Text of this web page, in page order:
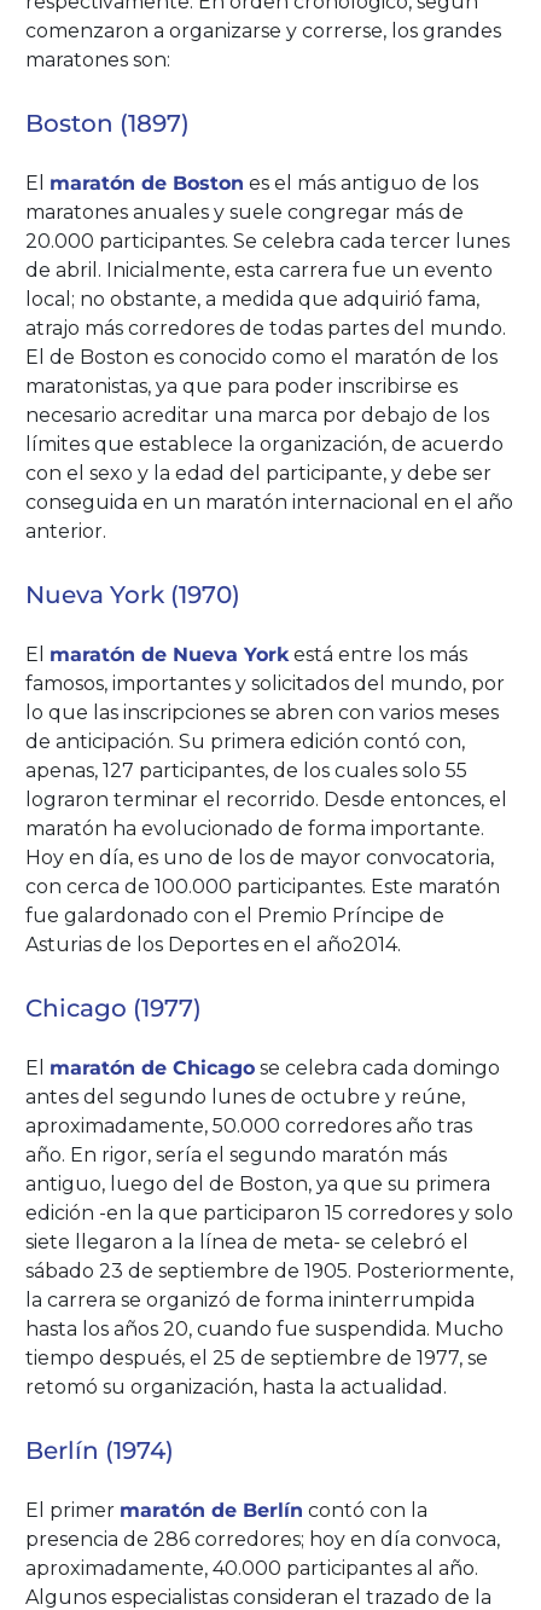
comenzaron a organizarse y correrse, los grandes
maratones son:
Boston (1897)
El maratón de Boston es el más antiguo de los
maratones anuales y suele congregar más de
20.000 participantes. Se celebra cada tercer lunes
de abril. Inicialmente, esta carrera fue un evento
local; no obstante, a medida que adquirió fama,
atrajo más corredores de todas partes del mundo.
El de Boston es conocido como el maratón de los
maratonistas, ya que para poder inscribirse es
necesario acreditar una marca por debajo de los
límites que establece la organización, de acuerdo
con el sexo y la edad del participante, y debe ser
conseguida en un maratón internacional en el año
anterior.
Nueva York (1970)
El maratón de Nueva Yorkestá entre los más
famosos, importantes y solicitados del mundo, por
lo que las inscripciones se abren con varios meses
de anticipación. Su primera edición contó con,
apenas, 127 participantes, de los cuales solo 55
lograron terminar el recorrido. Desde entonces, el
maratón ha evolucionado de forma importante.
Hoy en día, es uno de los de mayor convocatoria,
con cerca de 100.000 participantes. Este maratón
fue galardonado con el Premio Príncipe de
Asturias de los Deportes en el año2014.
Chicago (1977)
El maratón de Chicagose celebra cada domingo
antes del segundo lunes de octubre y reúne,
aproximadamente, 50.000 corredores año tras
año. En rigor, sería el segundo maratón más
antiguo, luego del de Boston, ya que su primera
edición -en la que participaron 15 corredores y solo
siete llegaron a la línea de meta- se celebró el
sábado 23 de septiembre de 1905. Posteriormente,
la carrera se organizó de forma ininterrumpida
hasta los años 20, cuando fue suspendida. Mucho
tiempo después, el 25 de septiembre de 1977, se
retomó su organización, hasta la actualidad.
Berlín (1974)
El primer maratón de Berlín contó con la
presencia de 286 corredores; hoy en día convoca,
aproximadamente, 40.000 participantes al año.
Algunos especialistas consideran el trazado de la